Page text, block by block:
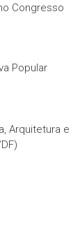
Congresso
Popular
Arquitetura e